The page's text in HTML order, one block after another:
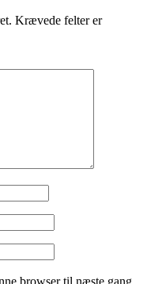
Krævede felter er
browser til næste gang